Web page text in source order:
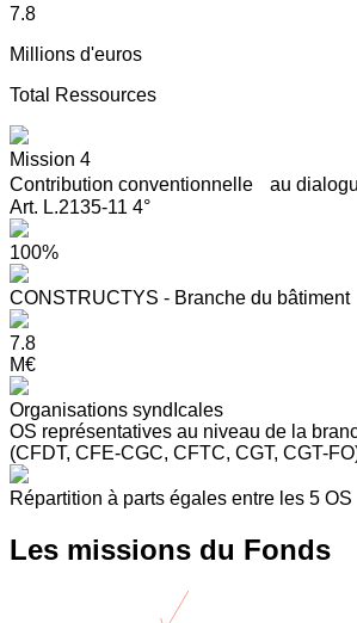
7.8
Millions d'euros
Total Ressources
Mission 4
Contribution conventionnelle au
Art. L.2135-11 4°
100%
CONSTRUCTYS - Branche du bâtiment
7.8
M€
Organisations syndIcales
OS représentatives au niveau de la
(CFDT, CFE-CGC, CFTC, CGT, CGT-
Répartition à parts égales entre les 5 OS
Les missions du Fonds